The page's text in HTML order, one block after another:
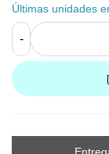
Últimas unidades
-